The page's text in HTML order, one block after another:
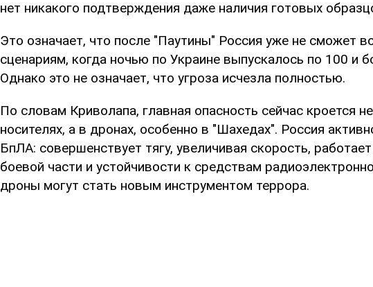
нет никакого подтверждения даже наличия готовых
Это означает, что после "Паутины" Россия уже не сможет
сценариям, когда ночью по Украине выпускалось по 100 и
Однако это не означает, что угроза исчезла полностью.
По словам Криволапа, главная опасность сейчас кроется
носителях, а в дронах, особенно в "Шахедах". Россия
БпЛА: совершенствует тягу, увеличивая скорость,
боевой части и устойчивости к средствам
дроны могут стать новым инструментом террора.